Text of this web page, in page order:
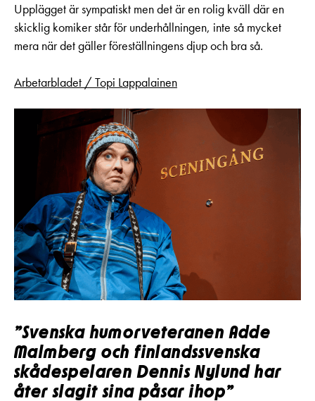
Upplägget är sympatiskt men det är en rolig kväll där en
skicklig komiker står för underhållningen, inte så mycket
mera när det gäller föreställningens djup och bra så.
Arbetarbladet / Topi Lappalainen
”Svenska humorveteranenAdde
Malmberg och finlandssvenska
skådespelaren Dennis Nylund har
åter slagit sina påsar ihop”